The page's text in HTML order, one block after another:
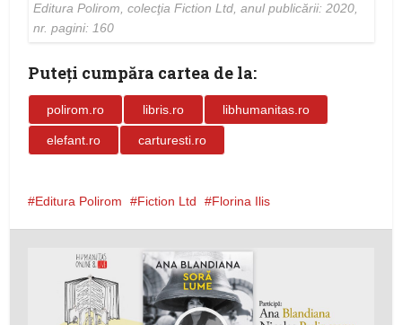
Editura Polirom, colecţia Fiction Ltd, anul publicării: 2020,
nr. pagini: 160
Puteţi cumpăra cartea de la:
polirom.ro libris.ro libhumanitas.ro
elefant.ro carturesti.ro
Editura Polirom Fiction Ltd Florina Ilis